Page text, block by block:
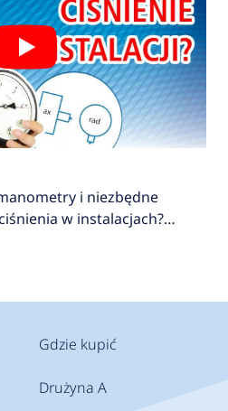
i niezbędne
w instalacjach?
Gdzie kupić
Drużyna A